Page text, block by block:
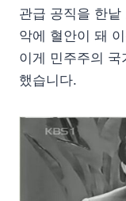
관급 공직을 한낱
악에 혈안이 돼
이게 민주주의 국
했습니다.